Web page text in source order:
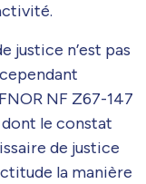
justice n’est pas
NF Z67-147
le constat
de justice
la manière